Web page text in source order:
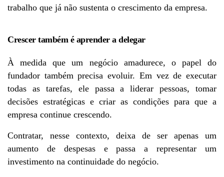
trabalho que já não sustenta o crescimento da empresa.
Crescer também é aprender a delegar
À medida que um negócio amadurece, o papel do
fundador também precisa evoluir. Em vez de executar
todas as tarefas, ele passa a liderar pessoas, tomar
decisões estratégicas e criar as condições para que a
empresa continue crescendo.
Contratar, nesse contexto, deixa de ser apenas um
aumento de despesas e passa a representar um
investimento na continuidade do negócio.